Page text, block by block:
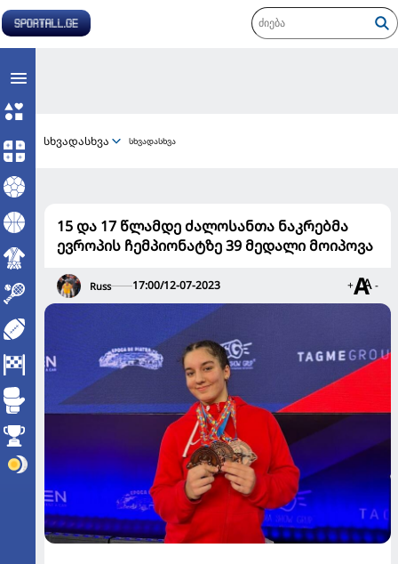
სხვადასხვა სხვადასხვა
15 და 17 წლამდე ძალოსანთა ნაკრებმა
ევროპის ჩემპიონატზე 39 მედალი მოიპოვა
Russ 17:00/12-07-2023 + -